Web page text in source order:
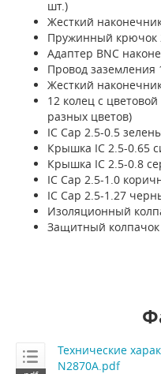
шт.)
Жесткий
Пружинный крючок
Адаптер BNC
Провод заземления
Жесткий
12 колец с
разных цветов)
IC Cap 2.5-0.5
Крышка IC 2.5-0.65
Крышка IC 2.5-0.8
IC Cap 2.5-1.0
IC Cap 2.5-1.27
Изоляционный
Защитный
Технические
N2870A.pdf